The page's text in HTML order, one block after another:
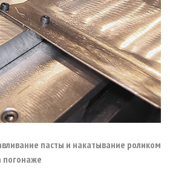
пасты и накатывание роликом
погонаже